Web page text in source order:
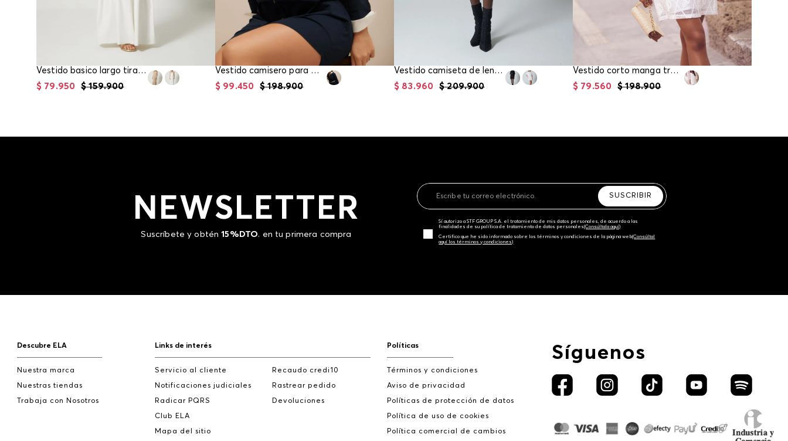
Vestido basico largo tiras para mujer
$ 159.900
$ 79.950
Vestido camisero para mujer
$ 198.900
$ 99.450
Vestido camiseta de lentejuela para mujer
$ 209.900
$ 83.960
Vestido corto manga tres cuartos
$ 198.900
$ 79.560
NEWSLETTER
Suscríbete y obtén15%DTO. en tu primera compra
SUSCRIBIR
Sí autorizo a STF GROUP S.A. el tratamiento de mis datos personales, de acuerdo a las
finalidades de su política de tratamiento de datos personales‎(Consúltala aquí)
Certifico que he sido informado sobre los términos y condiciones de la página web‎(Consúltal
aquí los términos y condiciones)
Síguenos
Descubre ELA
Nuestra marca
Nuestras tiendas
Trabaja con Nosotros
Links de interés
Servicio al cliente
Notificaciones judiciales
Radicar PQRS
Club ELA
Mapa del sitio
Recaudo credi10
Rastrear pedido
Devoluciones
Políticas
Términos y condiciones
Aviso de privacidad
Políticas de protección de datos
Política de uso de cookies
Política comercial de cambios